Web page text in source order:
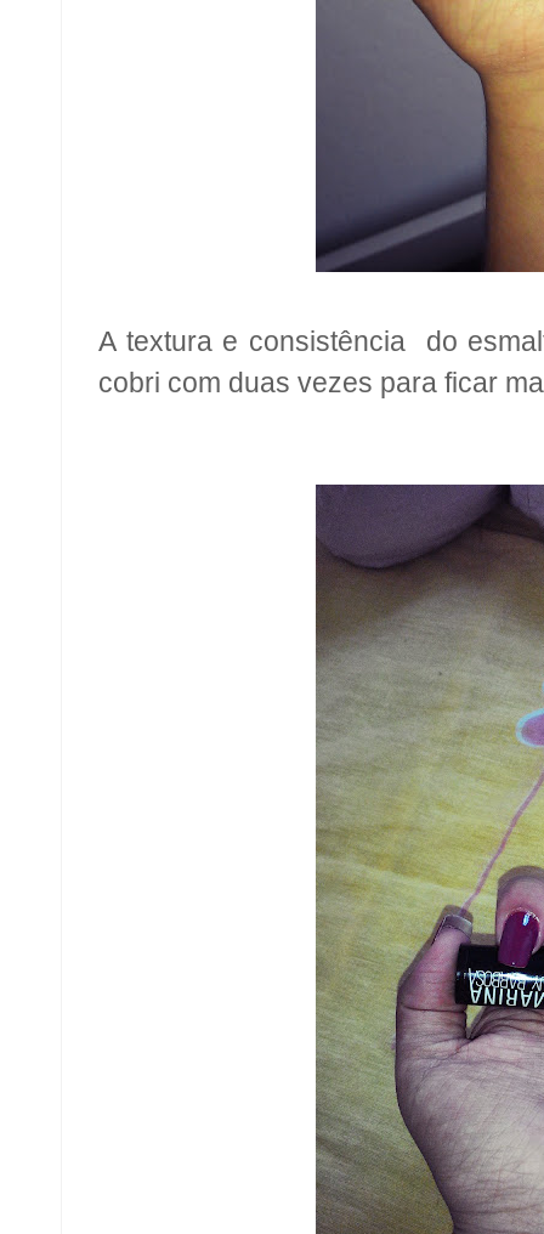
A textura e consistência do
cobri com duas vezes para ficar